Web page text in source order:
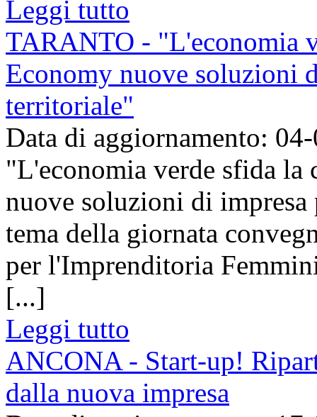
Leggi tutto
TARANTO - "L'economia
Economy nuove soluzioni
territoriale"
Data di aggiornamento:
"L'economia verde sfida la
nuove soluzioni di
tema della giornata
per l'Imprenditoria
[...]
Leggi tutto
ANCONA - Start-up!
dalla nuova impresa